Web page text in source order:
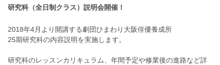
研究科（全日制クラス）説明会開催！
2018年4月より開講する劇団ひまわり大阪俳優養成所
25期研究科の内容説明を実施します。
研究科のレッスンカリキュラム、年間予定や修業後の進路など詳